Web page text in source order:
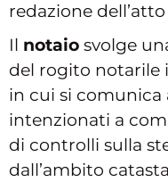
redazione
Il notaio svolge
del rogito notarile
in cui si comunica
intenzionati a
di controlli sulla
dall’ambito